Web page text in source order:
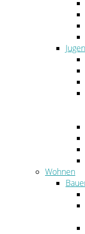
Wohnen